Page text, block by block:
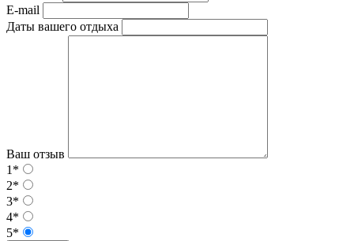
E-mail
Даты вашего отдыха
Ваш отзыв
1*
2*
3*
4*
5*